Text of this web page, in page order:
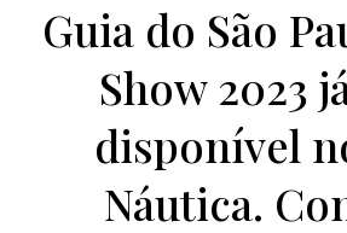
Guia do São
Show 2023
disponível
Náutica.